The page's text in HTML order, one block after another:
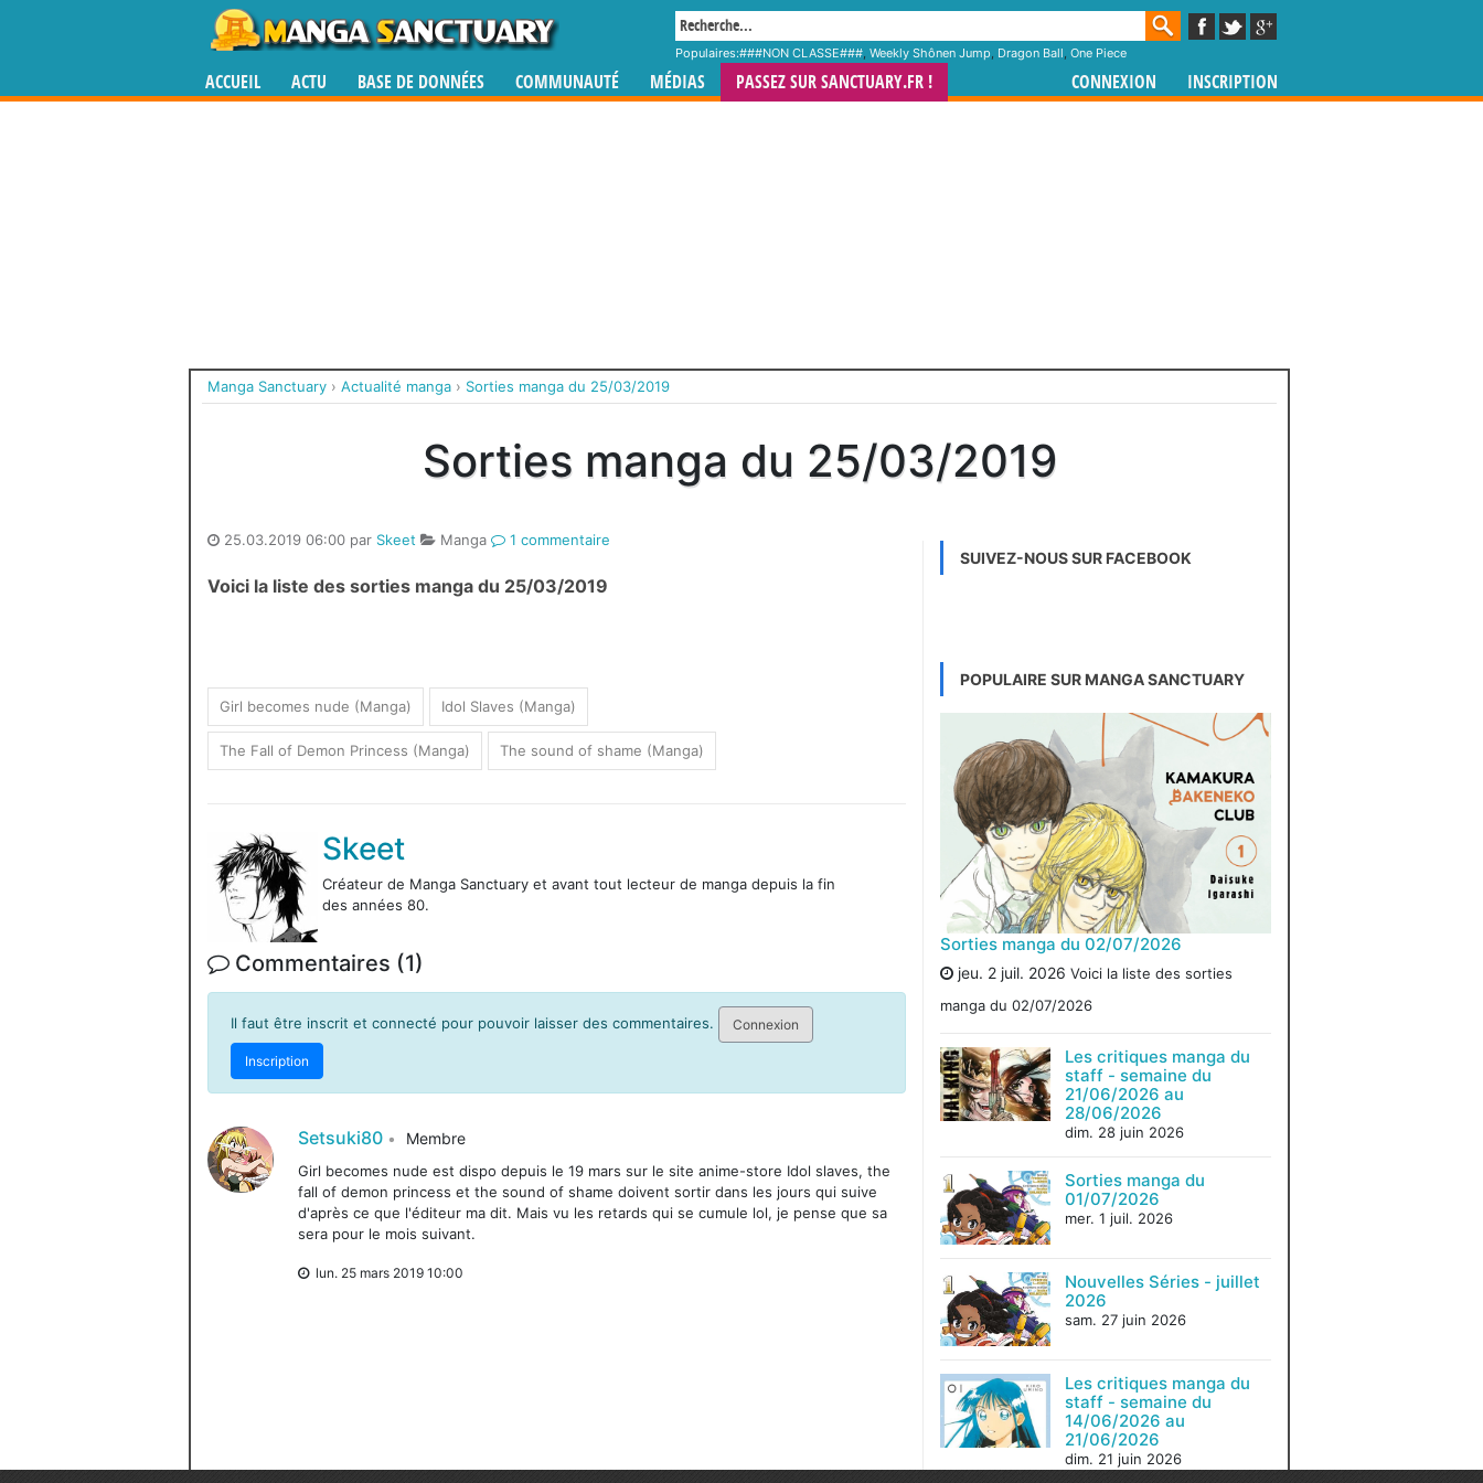
Populaires:###NON CLASSE###, Weekly Shônen Jump, Dragon Ball, One Piece
ACCUEIL ACTU BASE DE DONNÉES COMMUNAUTÉ MÉDIAS PASSEZ SUR SANCTUARY.FR ! CONNEXION INSCRIPTION
Manga Sanctuary › Actualité manga › Sorties manga du 25/03/2019
Sorties manga du 25/03/2019
25.03.2019 06:00 par Skeet Manga 1 commentaire
Voici la liste des sorties manga du 25/03/2019
Girl becomes nude (Manga) Idol Slaves (Manga)
The Fall of Demon Princess (Manga) The sound of shame (Manga)
Skeet
Créateur de Manga Sanctuary et avant tout lecteur de manga depuis la fin
des années 80.
Commentaires (1)
Il faut être inscrit et connecté pour pouvoir laisser des commentaires. Connexion
Inscription
Setsuki80 Membre
Girl becomes nude est dispo depuis le 19 mars sur le site anime-store Idol slaves, the
fall of demon princess et the sound of shame doivent sortir dans les jours qui suive
d'après ce que l'éditeur ma dit. Mais vu les retards qui se cumule lol, je pense que sa
sera pour le mois suivant.
lun. 25 mars 2019 10:00
SUIVEZ-NOUS SUR FACEBOOK
POPULAIRE SUR MANGA SANCTUARY
Sorties manga du 02/07/2026
jeu. 2 juil. 2026 Voici la liste des sorties
manga du 02/07/2026
Les critiques manga du
staff - semaine du
21/06/2026 au
28/06/2026
dim. 28 juin 2026
Sorties manga du
01/07/2026
mer. 1 juil. 2026
Nouvelles Séries - juillet
2026
sam. 27 juin 2026
Les critiques manga du
staff - semaine du
14/06/2026 au
21/06/2026
dim. 21 juin 2026